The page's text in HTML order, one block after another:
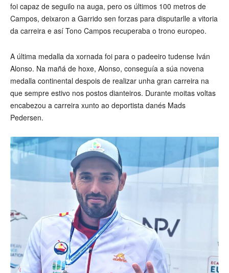
foi capaz de seguilo na auga, pero os últimos 100 metros de
Campos, deixaron a Garrido sen forzas para disputarlle a vitoria
da carreira e así Tono Campos recuperaba o trono europeo.
A última medalla da xornada foi para o padeeiro tudense Iván
Alonso. Na mañá de hoxe, Alonso, conseguía a súa novena
medalla continental despois de realizar unha gran carreira na
que sempre estivo nos postos dianteiros. Durante moitas voltas
encabezou a carreira xunto ao deportista danés Mads
Pedersen.